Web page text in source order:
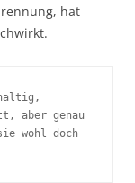
hat
aber genau
wohl doch